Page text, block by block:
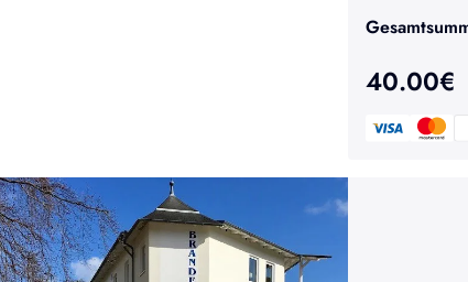
40.00€